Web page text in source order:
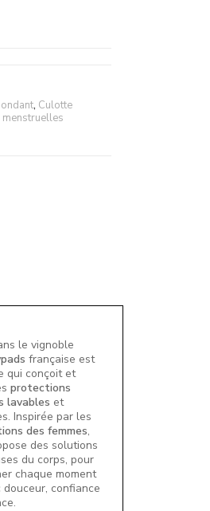
, Culotte
le vignoble
française est
qui conçoit et
protections
lavables et
Inspirée par les
des femmes,
des solutions
du corps, pour
chaque moment
douceur, confiance